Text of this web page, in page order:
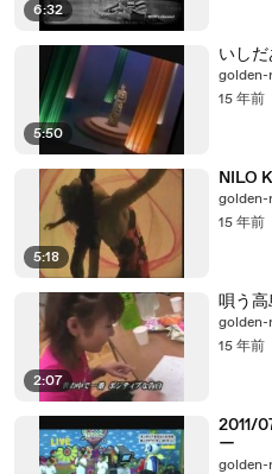
6:32
5:50
いし
15 年前
5:18
NILO
15 年前
2:07
唄う
15 年前
2011/
ー